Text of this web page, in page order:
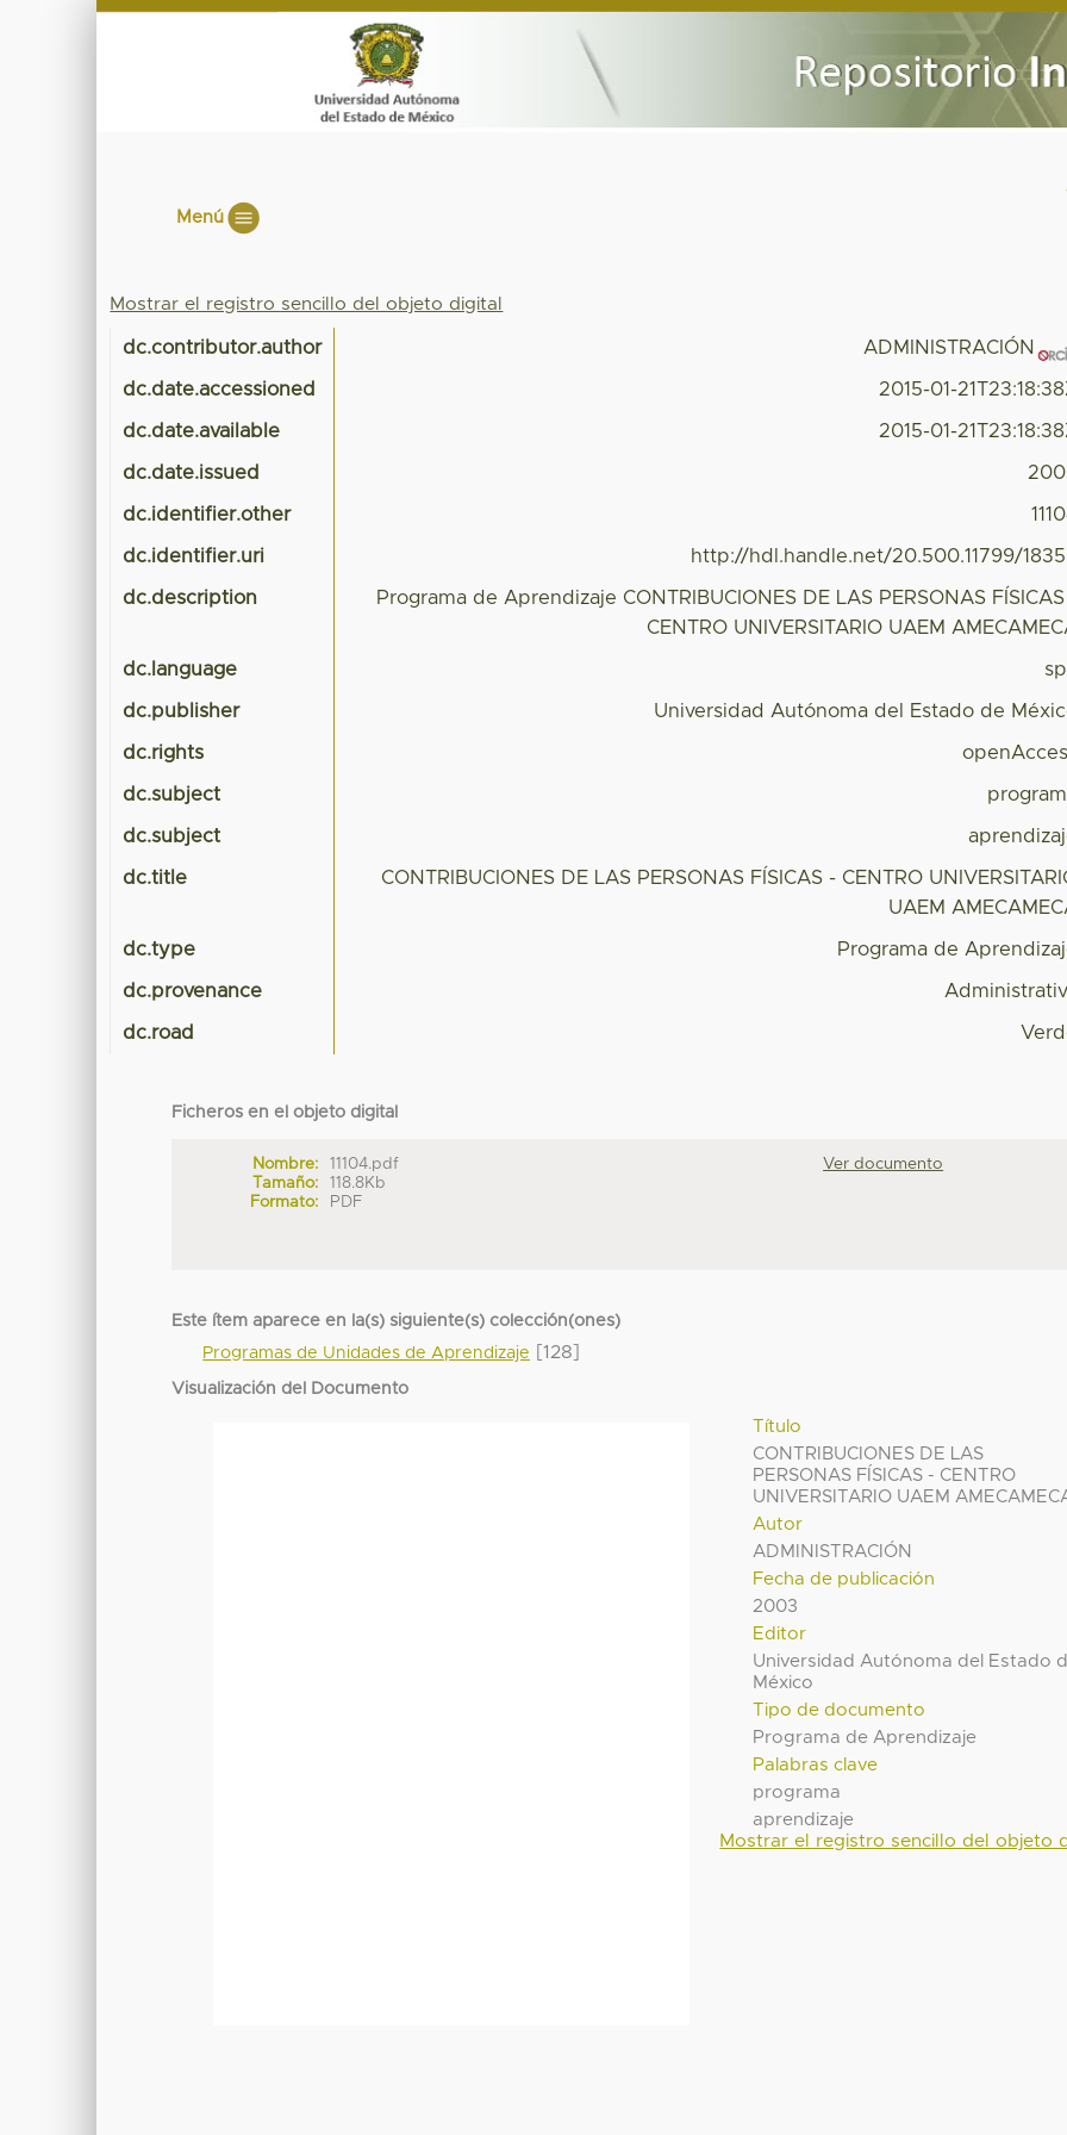
Menú
Mostrar el registro sencillo del objeto digital
dc.contributor.author ADMINISTRACIÓN
dc.date.accessioned 2015-01-
dc.date.available 2015-01-
dc.date.issued
dc.identifier.other
dc.identifier.uri http://hdl.handle.net/20.500.11799/
dc.description
Programa de Aprendizaje CONTRIBUCIONES DE LAS PERSONAS
CENTRO UNIVERSITARIO UAEM
dc.language
dc.publisher Universidad Autónoma del Estado de
dc.rights
dc.subject
dc.subject
dc.title
CONTRIBUCIONES DE LAS PERSONAS FÍSICAS - CENTRO
UAEM
dc.type Programa de
dc.provenance
dc.road
Ficheros en el objeto digital
Nombre:
11104.pdf
Tamaño:
118.8Kb
Formato:
PDF
Ver documento
Este ítem aparece en la(s) siguiente(s) colección(ones)
Programas de Unidades de Aprendizaje
[128]
Visualización del Documento
Título
CONTRIBUCIONES DE LAS
PERSONAS FÍSICAS - CENTRO
UNIVERSITARIO UAEM
Autor
ADMINISTRACIÓN
Fecha de publicación
2003
Editor
Universidad Autónoma del Estado
México
Tipo de documento
Programa de Aprendizaje
Palabras clave
programa
aprendizaje
Mostrar el registro sencillo del objeto